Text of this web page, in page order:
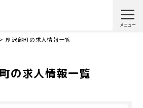
厚沢部町の求人情報一覧
の求人情報一覧